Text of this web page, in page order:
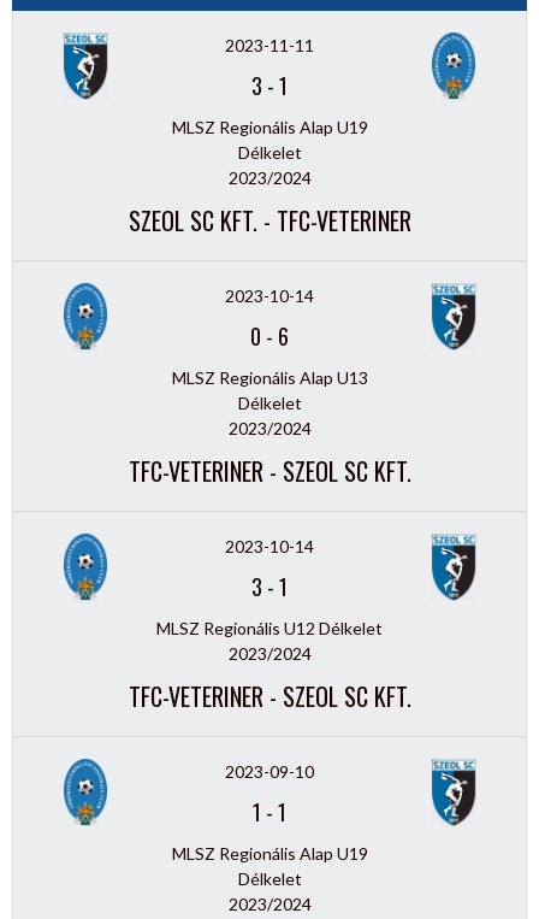
2023-11-11
3 -1
MLSZ Regionális Alap U19
Délkelet
2023/2024
SZEOL SC KFT. - TFC-VETERINER
2023-10-14
0 - 6
MLSZ Regionális Alap U13
Délkelet
2023/2024
TFC-VETERINER - SZEOL SC KFT.
2023-10-14
3 -1
MLSZ Regionális U12 Délkelet
2023/2024
TFC-VETERINER - SZEOL SC KFT.
2023-09-10
1 -1
MLSZ Regionális Alap U19
Délkelet
2023/2024